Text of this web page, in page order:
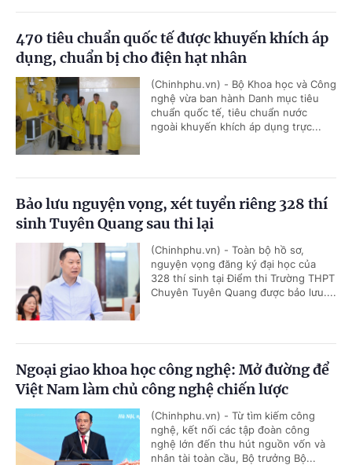
470 tiêu chuẩn quốc tế được khuyến khích áp
dụng, chuẩn bị cho điện hạt nhân
(Chinhphu.vn) - Bộ Khoa học và Công
nghệ vừa ban hành Danh mục tiêu
chuẩn quốc tế, tiêu chuẩn nước
ngoài khuyến khích áp dụng trực...
Bảo lưu nguyện vọng, xét tuyển riêng 328 thí
sinh Tuyên Quang sau thi lại
(Chinhphu.vn) - Toàn bộ hồ sơ,
nguyện vọng đăng ký đại học của
328 thí sinh tại Điểm thi Trường THPT
Chuyên Tuyên Quang được bảo lưu....
Ngoại giao khoa học công nghệ: Mở đường để
Việt Nam làm chủ công nghệ chiến lược
(Chinhphu.vn) - Từ tìm kiếm công
nghệ, kết nối các tập đoàn công
nghệ lớn đến thu hút nguồn vốn và
nhân tài toàn cầu, Bộ trưởng Bộ...